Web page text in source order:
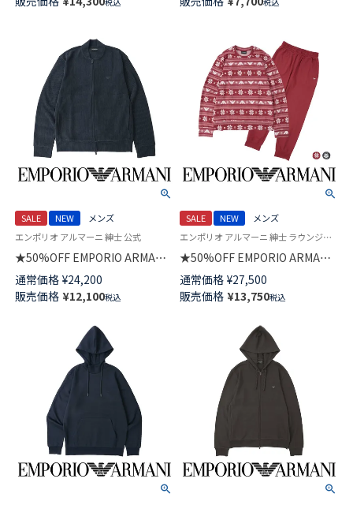
メンズ EUサイズ 54060621
ンジウェア メンズ 54466012
SALE NEW
メンズ
エンポリオ アルマーニ 紳士 公式
★50%OFF EMPORIO ARMANI
CHENILLE FULL ZIP シェニー
ル 長袖 フルジップ ジャケット
トップス ラウンジウェア EUサ
通常価格 ¥24,200
販売価格 ¥12,100税込
SALE NEW
メンズ
エンポリオ アルマーニ 紳士 ラウンジウェア 公式オンラインショップ
★50%OFF EMPORIO ARMANI
HOLIDAYS JACQUARD ホリデ
イズ ジャカード 上下セット ク
ルーネック 長袖 スウェット パ
通常価格 ¥27,500
販売価格 ¥13,750税込